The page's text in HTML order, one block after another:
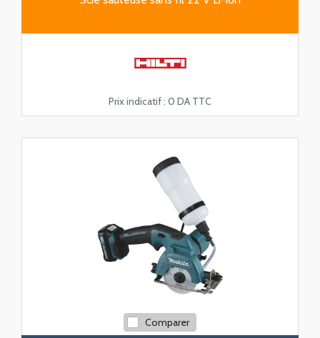
Prix indicatif : 0 DA TTC
Comparer